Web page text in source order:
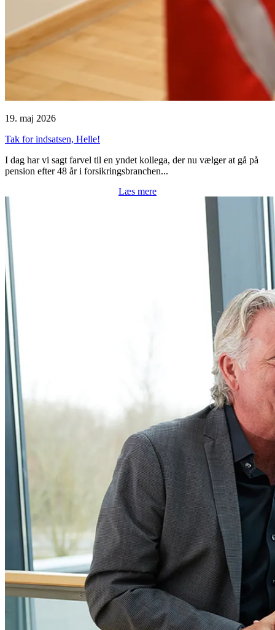
19. maj 2026
Tak for indsatsen, Helle!
I dag har vi sagt farvel til en yndet kollega, der nu vælger at gå på
pension efter 48 år i forsikringsbranchen...
Læs mere